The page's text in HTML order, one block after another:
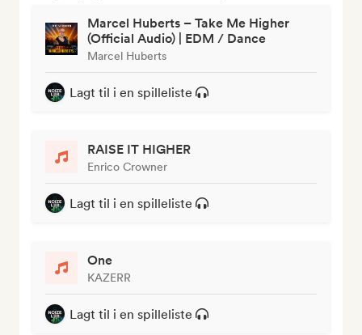
Marcel Huberts – Take Me Higher
(Official Audio) | EDM / Dance
Marcel Huberts
Lagt til i en spilleliste
RAISE IT HIGHER
Enrico Crowner
Lagt til i en spilleliste
One
KAZERR
Lagt til i en spilleliste